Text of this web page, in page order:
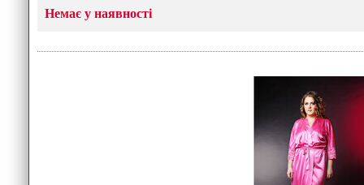
Немає у наявності